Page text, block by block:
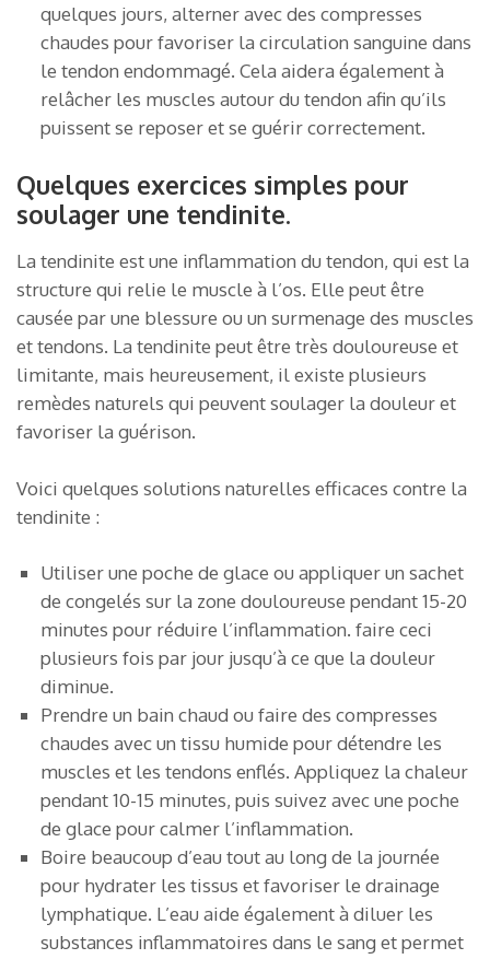
quelques jours, alterner avec des compresses
chaudes pour favoriser la circulation sanguine dans
le tendon endommagé. Cela aidera également à
relâcher les muscles autour du tendon afin qu’ils
puissent se reposer et se guérir correctement.
Quelques exercices simples pour
soulager une tendinite.
La tendinite est une inflammation du tendon, qui est la
structure qui relie le muscle à l’os. Elle peut être
causée par une blessure ou un surmenage des muscles
et tendons. La tendinite peut être très douloureuse et
limitante, mais heureusement, il existe plusieurs
remèdes naturels qui peuvent soulager la douleur et
favoriser la guérison.
Voici quelques solutions naturelles efficaces contre la
tendinite :
Utiliser une poche de glace ou appliquer un sachet
de congelés sur la zone douloureuse pendant 15-20
minutes pour réduire l’inflammation. faire ceci
plusieurs fois par jour jusqu’à ce que la douleur
diminue.
Prendre un bain chaud ou faire des compresses
chaudes avec un tissu humide pour détendre les
muscles et les tendons enflés. Appliquez la chaleur
pendant 10-15 minutes, puis suivez avec une poche
de glace pour calmer l’inflammation.
Boire beaucoup d’eau tout au long de la journée
pour hydrater les tissus et favoriser le drainage
lymphatique. L’eau aide également à diluer les
substances inflammatoires dans le sang et permet